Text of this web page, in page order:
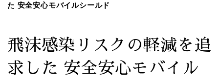
た 安全安心モバイルシールド
飛沫感染リスクの軽減を追
求した 安全安心モバイル